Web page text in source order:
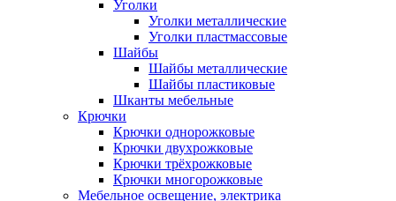
Уголки
Уголки металлические
Уголки пластмассовые
Шайбы
Шайбы металлические
Шайбы пластиковые
Шканты мебельные
Крючки
Крючки однорожковые
Крючки двухрожковые
Крючки трёхрожковые
Крючки многорожковые
Мебельное освещение, электрика